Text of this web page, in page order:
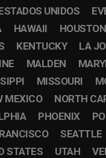
UNIDOS
HAWAII HOUSTON
KENTUCKY LA
MALDEN
MISSOURI
MEXICO NORTH
PHOENIX
SEATTLE
STATES UTAH